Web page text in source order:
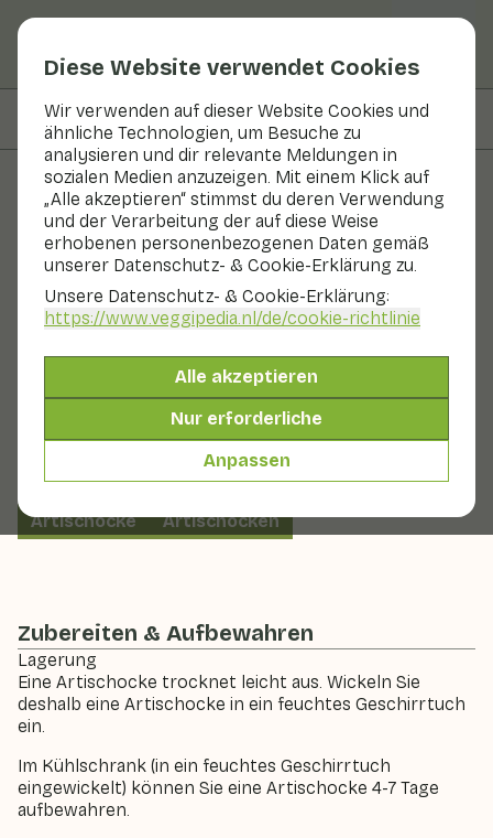
Diese Website verwendet Cookies
Wir verwenden auf dieser Website Cookies und
ähnliche Technologien, um Besuche zu
analysieren und dir relevante Meldungen in
sozialen Medien anzuzeigen. Mit einem Klick auf
„Alle akzeptieren“ stimmst du deren Verwendung
und der Verarbeitung der auf diese Weise
erhobenen personenbezogenen Daten gemäß
unserer Datenschutz- & Cookie-Erklärung zu.
Unsere Datenschutz- & Cookie-Erklärung:
https://www.veggipedia.nl/de/cookie-richtlinie
Alle akzeptieren
Nur erforderliche
Anpassen
Auf dieser Seite Zubereiten & Aufbewahren
Obst und Gemüse
Artischocke
Gemüse Kühlschrank
Distel. Diese graugrünen Blütenknospen bestehen aus
vielen kleinen Blättern, die sich um eine Blütenbasis
falten. Dann öffnen sich die Blütenblätter und das "Heu"
im Inneren entwickelt sich zu einer schönen lila Blüte.
Das ist schön anzusehen, aber eine blühende
Artischocke ist nicht mehr essbar.
Artischocke
Artischocken
Zubereiten & Aufbewahren
Lagerung
Eine Artischocke trocknet leicht aus. Wickeln Sie
deshalb eine Artischocke in ein feuchtes Geschirrtuch
ein.
Im Kühlschrank (in ein feuchtes Geschirrtuch
eingewickelt) können Sie eine Artischocke 4-7 Tage
aufbewahren.